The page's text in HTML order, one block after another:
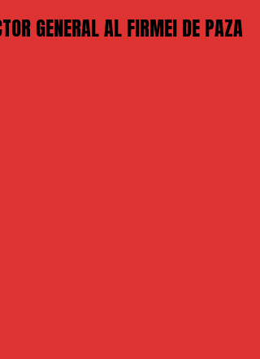
GENERAL AL FIRMEI DE PAZA